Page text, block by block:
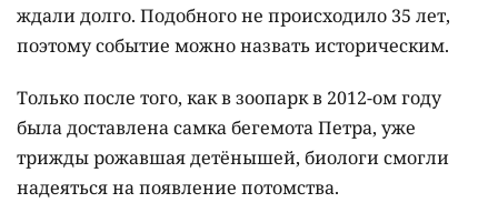
ждали долго. Подобного не происходило 35 лет,
поэтому событие можно назвать историческим.
Только после того, как в зоопарк в 2012-ом году
была доставлена самка бегемота Петра, уже
трижды рожавшая детёнышей, биологи смогли
надеяться на появление потомства.